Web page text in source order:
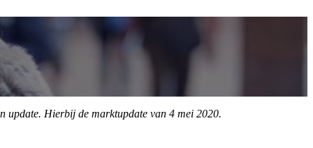
update. Hierbij de marktupdate van 4 mei 2020.